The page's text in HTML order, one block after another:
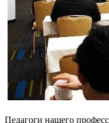
Педагоги нашего